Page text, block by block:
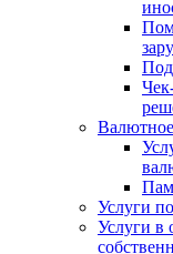
Услуги
Услуги в